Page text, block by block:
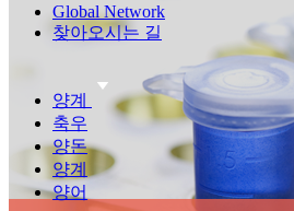
Global Network
찾아오시는 길
양계
축우
양돈
양계
양어